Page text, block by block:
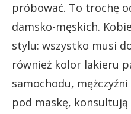
próbować. To trochę
damsko-męskich.
stylu: wszystko musi
również kolor lakieru
samochodu,
pod maskę,